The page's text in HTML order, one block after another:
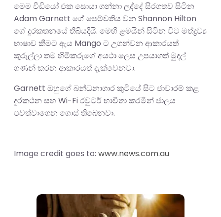
මෙම වීඩියෝ එක සොයා ගන්නා ලද්දේ සිරගතව සිටින
Adam Garnett ගේ පෙම්වතිය වන Shannon Hilton
ගේ දුරකතනයේ තිබියදීයි. මෙහි ළමයින් සිටින විට මත්ද්‍රව්‍ය
භාෂාව කීමට ඇය Mango ට උගන්වන ආකාරයත්
කුරුල්ලා තම හිමිකරුගේ අයථා ලෙස උපයාගත් මුදල්
ගණන් කරන ආකාරයත් දැක්වෙනවා.
Garnett ඔහුගේ බන්ධනාගාර කුටියේ සිට ජාවාරම් කළ
දුරකථන සහ Wi-Fi රවුටර් භාවිතා කරමින් ජාලය
පවත්වාගෙන ගොස් තිබෙනවා.
Image credit goes to: www.news.com.au